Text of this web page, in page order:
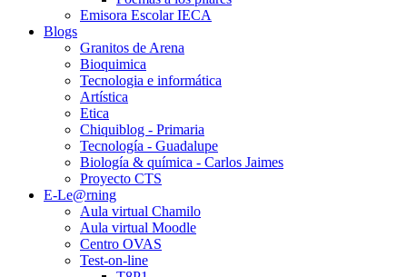
Emisora Escolar IECA
Blogs
Granitos de Arena
Bioquimica
Tecnologia e informática
Artística
Etica
Chiquiblog - Primaria
Tecnología - Guadalupe
Biología & química - Carlos Jaimes
Proyecto CTS
E-Le@rning
Aula virtual Chamilo
Aula virtual Moodle
Centro OVAS
Test-on-line